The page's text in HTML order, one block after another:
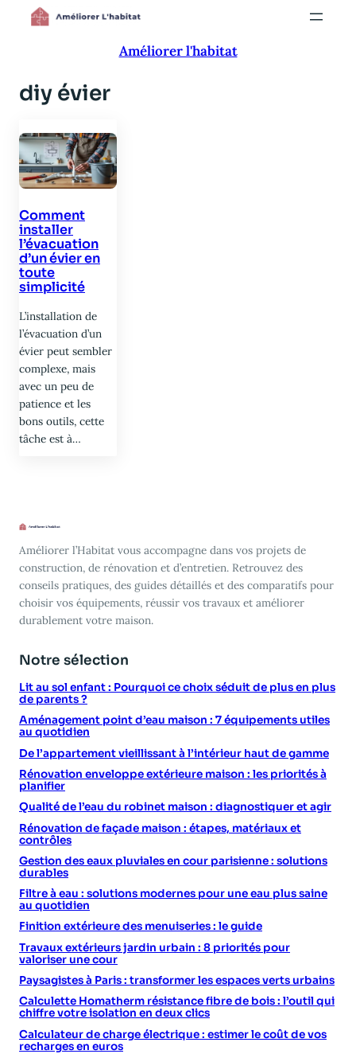
Aller
Améliorer l'habitat
diy évier
Comment
installer
l’évacuation
d’un évier en
toute
simplicité
L’installation de
l’évacuation d’un
évier peut sembler
complexe, mais
avec un peu de
patience et les
bons outils, cette
tâche est à…
Améliorer l’Habitat vous accompagne dans vos projets de
construction, de rénovation et d’entretien. Retrouvez des
conseils pratiques, des guides détaillés et des comparatifs pour
choisir vos équipements, réussir vos travaux et améliorer
durablement votre maison.
Notre sélection
Lit au sol enfant : Pourquoi ce choix séduit de plus en plus
de parents ?
Aménagement point d’eau maison : 7 équipements utiles
au quotidien
De l’appartement vieillissant à l’intérieur haut de gamme
Rénovation enveloppe extérieure maison : les priorités à
planifier
Qualité de l’eau du robinet maison : diagnostiquer et agir
Rénovation de façade maison : étapes, matériaux et
contrôles
Gestion des eaux pluviales en cour parisienne : solutions
durables
Filtre à eau : solutions modernes pour une eau plus saine
au quotidien
Finition extérieure des menuiseries : le guide
Travaux extérieurs jardin urbain : 8 priorités pour
valoriser une cour
Paysagistes à Paris : transformer les espaces verts urbains
Calculette Homatherm résistance fibre de bois : l’outil qui
chiffre votre isolation en deux clics
Calculateur de charge électrique : estimer le coût de vos
recharges en euros